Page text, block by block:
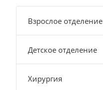
Взрослое отделение
Детское отделение
Хирургия